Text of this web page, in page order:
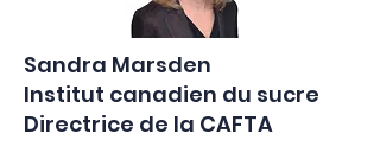
Sandra Marsden
Institut canadien du sucre
Directrice de la CAFTA